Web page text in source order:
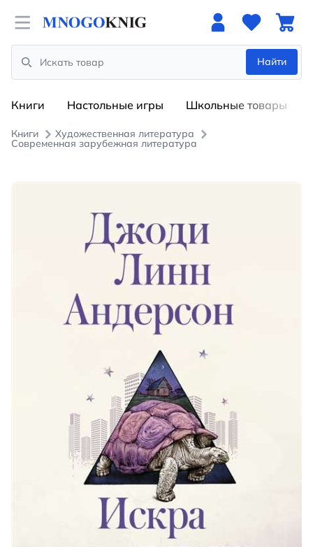
Open menu
Search
Найти
Книги Настольные игры Школьные товары
Книги Художественная литература
Современная зарубежная литература